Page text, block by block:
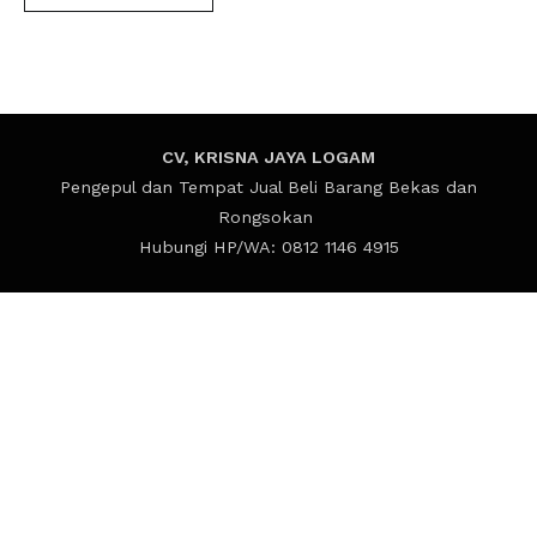
CV, KRISNA JAYA LOGAM
Pengepul dan Tempat Jual Beli Barang Bekas dan
Rongsokan
Hubungi HP/WA: 0812 1146 4915